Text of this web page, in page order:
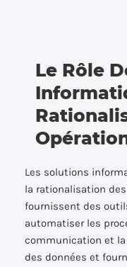
Le Rôle
Les solutions
la rationalisation
fournissent des
automatiser les
communication et
des données et